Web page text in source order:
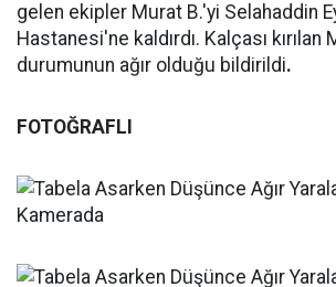
gelen ekipler Murat B.'yi Selahaddin
Hastanesi'ne kaldırdı. Kalçası kırılan
durumunun ağır olduğu bildirildi.
FOTOĞRAFLI